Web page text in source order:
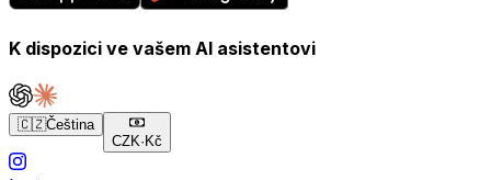
K dispozici ve vašem AI asistentovi
🇨🇿Čeština
CZK· Kč